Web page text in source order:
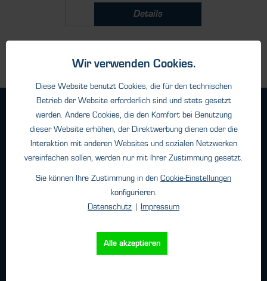
Details
Haftungsangaben
Datenschutz
Impressum
Oehleckerring 32 • 22419 Hamburg
Wir verwenden Cookies.
Diese Website benutzt Cookies, die für den technischen
Betrieb der Website erforderlich sind und stets gesetzt
werden. Andere Cookies, die den Komfort bei Benutzung
dieser Website erhöhen, der Direktwerbung dienen oder die
Interaktion mit anderen Websites und sozialen Netzwerken
vereinfachen sollen, werden nur mit Ihrer Zustimmung gesetzt.
Sie können Ihre Zustimmung in den Cookie-Einstellungen
konfigurieren.
Datenschutz
Impressum
Alle akzeptieren